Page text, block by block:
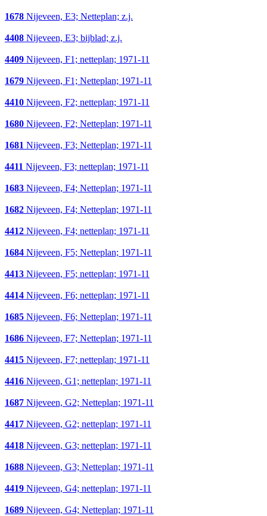
1678 Nijeveen, E3; Netteplan; z.j.
4408 Nijeveen, E3; bijblad; z.j.
4409 Nijeveen, F1; netteplan; 1971-11
1679 Nijeveen, F1; Netteplan; 1971-11
4410 Nijeveen, F2; netteplan; 1971-11
1680 Nijeveen, F2; Netteplan; 1971-11
1681 Nijeveen, F3; Netteplan; 1971-11
4411 Nijeveen, F3; netteplan; 1971-11
1683 Nijeveen, F4; Netteplan; 1971-11
1682 Nijeveen, F4; Netteplan; 1971-11
4412 Nijeveen, F4; netteplan; 1971-11
1684 Nijeveen, F5; Netteplan; 1971-11
4413 Nijeveen, F5; netteplan; 1971-11
4414 Nijeveen, F6; netteplan; 1971-11
1685 Nijeveen, F6; Netteplan; 1971-11
1686 Nijeveen, F7; Netteplan; 1971-11
4415 Nijeveen, F7; netteplan; 1971-11
4416 Nijeveen, G1; netteplan; 1971-11
1687 Nijeveen, G2; Netteplan; 1971-11
4417 Nijeveen, G2; netteplan; 1971-11
4418 Nijeveen, G3; netteplan; 1971-11
1688 Nijeveen, G3; Netteplan; 1971-11
4419 Nijeveen, G4; netteplan; 1971-11
1689 Nijeveen, G4; Netteplan; 1971-11